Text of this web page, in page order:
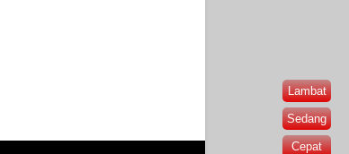
Lambat
Sedang
Cepat